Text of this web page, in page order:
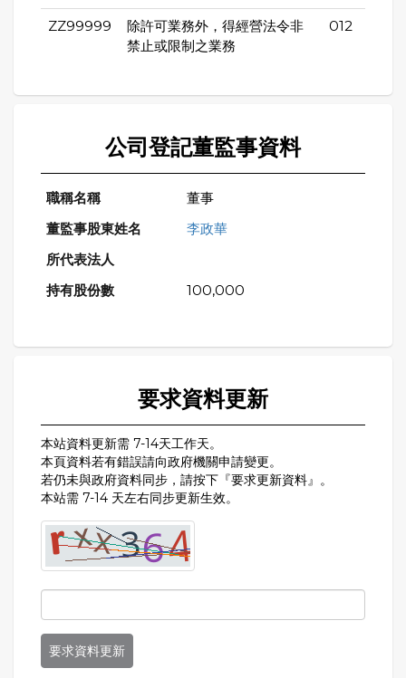
ZZ99999
除許可業務外，得經營法令非
禁止或限制之業務
012
公司登記董監事資料
董事
李政華
100,000
要求資料更新
本站資料更新需 7-14天工作天。
本頁資料若有錯誤請向政府機關申請變更。
若仍未與政府資料同步，請按下『要求更新資料』。
本站需 7-14 天左右同步更新生效。
要求資料更新